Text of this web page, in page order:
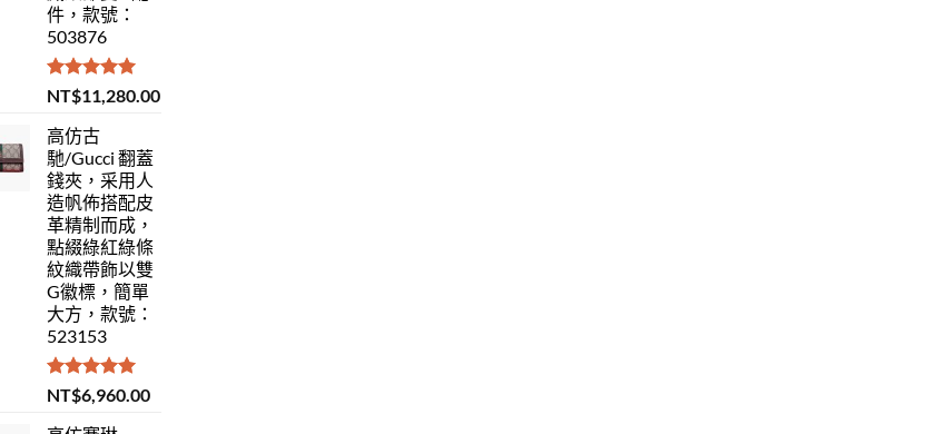
件，款號：
503876
評分5.00
滿分 5
NT$11,280.00
高仿古
馳/Gucci 翻蓋
錢夾，采用人
造帆佈搭配皮
革精制而成，
點綴綠紅綠條
紋織帶飾以雙
G徽標，簡單
大方，款號：
523153
評分5.00
滿分 5
NT$6,960.00